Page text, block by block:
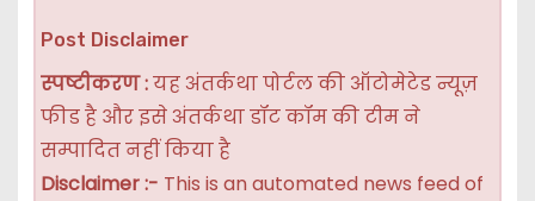
Post Disclaimer
स्पष्टीकरण :यह अंतर्कथा पोर्टल की ऑटोमेटेड न्यूज़
फीड है और इसे अंतर्कथा डॉट कॉम की टीम ने
सम्पादित नहीं किया है
Disclaimer :- This is an automated news feed of